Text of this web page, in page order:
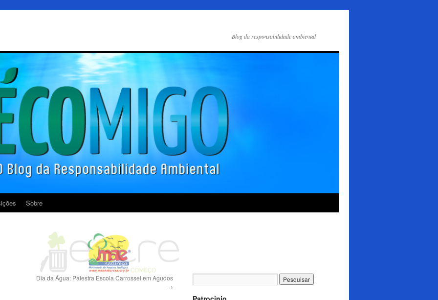
Blog da responsabilidade ambiental
Sobre
Dia da Água: Palestra Escola Carrossel em Agudos
→